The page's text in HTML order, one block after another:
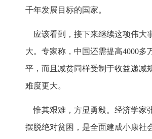
千年发展目标的国家。
应该看到，接下来继续这项伟大
大。专家称，中国还需提高4000多
平，而且减贫同样受制于收益递减
难度更大。
惟其艰难，方显勇毅。经济学家
摆脱绝对贫困，是全面建成小康社